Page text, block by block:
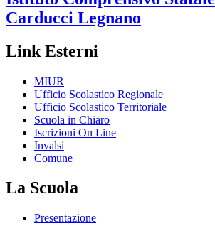
Carducci Legnano
Link Esterni
MIUR
Ufficio Scolastico Regionale
Ufficio Scolastico Territoriale
Scuola in Chiaro
Iscrizioni On Line
Invalsi
Comune
La Scuola
Presentazione